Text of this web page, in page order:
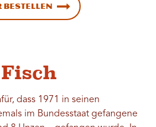
bestellen
dass 1971 in seinen
im Bundesstaat gefangene